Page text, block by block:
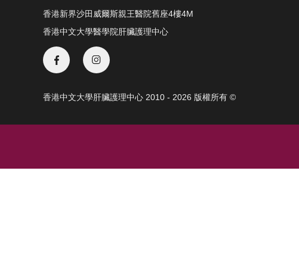
香港新界沙田威爾斯親王醫院舊座4樓4M
香港中文大學醫學院肝臟護理中心
香港中文大學肝臟護理中心 2010 - 2026 版權所有 ©️